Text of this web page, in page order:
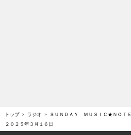
トップ ラジオ ＳＵＮＤＡＹ ＭＵＳＩＣ★ＮＯＴＥ
２０２５年３月１６日